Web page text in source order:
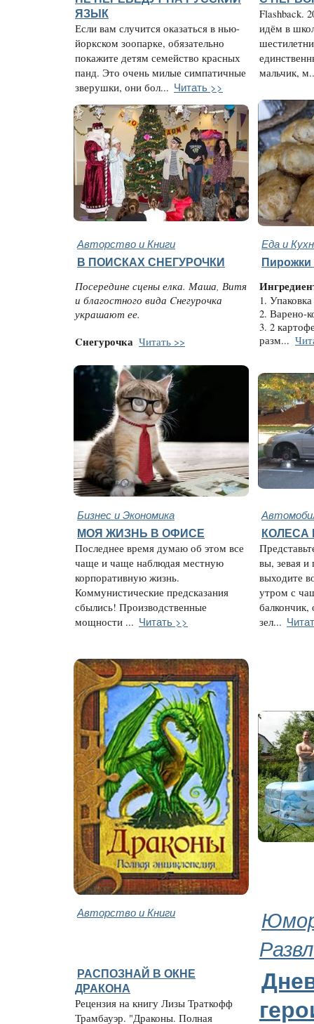
ЯЗЫК
Если вам случится оказаться в нью-
йоркском зоопарке, обязательно
покажите детям семейство красных
панд. Это очень милые симпатичные
зверушки, они бол... Читать >>
Flashback.
идём в
мальчик,
Авторство и Книги Еда и
В ПОИСКАХ СНЕГУРОЧКИ
Посередине сцены елка. Маша, Витя
и благостного вида Cнегурочка
украшают ее.
Cнегурочка Читать >>
Пирожки
1.
2. Варено-
3. 2
разм...
Бизнес и Экономика
МОЯ ЖИЗНЬ В ОФИСЕ
Последнее время думаю об этом все
чаще и чаще наблюдая местную
корпоративную жизнь.
Коммунистические предсказания
сбылись! Производственные
мощности ... Читать >>
КОЛЕСА
вы, зевая и
выходите
утром с
зел...
Авторство и Книги
РАСПОЗНАЙ В ОКНЕ
ДРАКОНА
Рецензия на книгу Лизы Траткофф
Трамбауэр. "Драконы. Полная